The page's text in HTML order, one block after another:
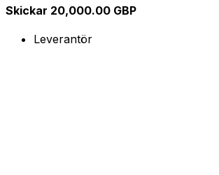
Skickar 20,000.00 GBP
Leverantör